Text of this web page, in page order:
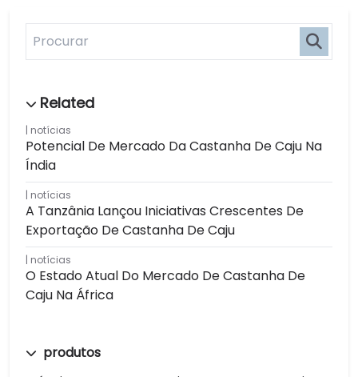
notícias
Potencial De Mercado Da Castanha De Caju Na
Índia
notícias
A Tanzânia Lançou Iniciativas Crescentes De
Exportação De Castanha De Caju
notícias
O Estado Atual Do Mercado De Castanha De
Caju Na África
produtos